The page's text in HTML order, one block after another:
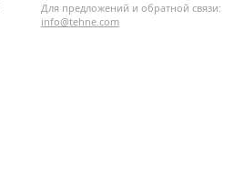
Для предложений и обратной связи:
info@tehne.com